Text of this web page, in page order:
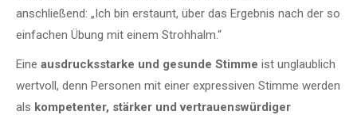
anschließend: „Ich bin erstaunt, über das Ergebnis nach der so
einfachen Übung mit einem Strohhalm.“
Eine ausdrucksstarke und gesunde Stimme ist unglaublich
wertvoll, denn Personen mit einer expressiven Stimme werden
als kompetenter, stärker und vertrauenswürdiger